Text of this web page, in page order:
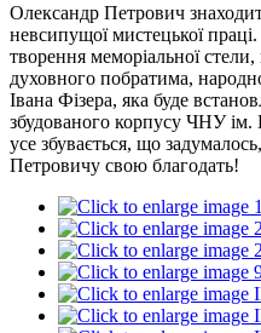
Олександр Петрович
невсипущої мистецької
творення меморіальної
духовного побратима,
Івана Фізера, яка буде
збудованого корпусу ЧНУ
усе збувається, що
Петровичу свою благодать!